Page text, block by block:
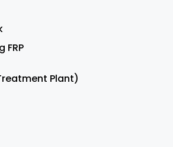
FRP
Plant)